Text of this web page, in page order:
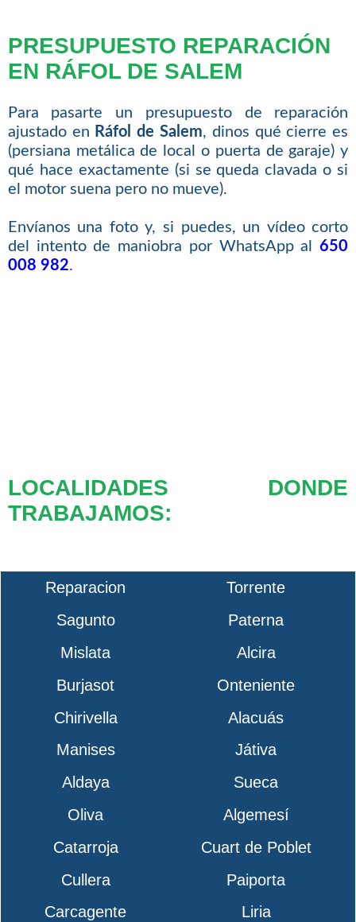
PRESUPUESTO REPARACIÓN
EN RÁFOL DE SALEM
Para pasarte un presupuesto de reparación
ajustado en Ráfol de Salem, dinos qué cierre es
(persiana metálica de local o puerta de garaje) y
qué hace exactamente (si se queda clavada o si
el motor suena pero no mueve).
Envíanos una foto y, si puedes, un vídeo corto
del intento de maniobra por WhatsApp al650
008 982.
LOCALIDADES DONDE
TRABAJAMOS:
Reparacion
Torrente
Sagunto
Paterna
Mislata
Alcira
Burjasot
Onteniente
Chirivella
Alacuás
Manises
Játiva
Aldaya
Sueca
Oliva
Algemesí
Catarroja
Cuart de Poblet
Cullera
Paiporta
Carcagente
Liria